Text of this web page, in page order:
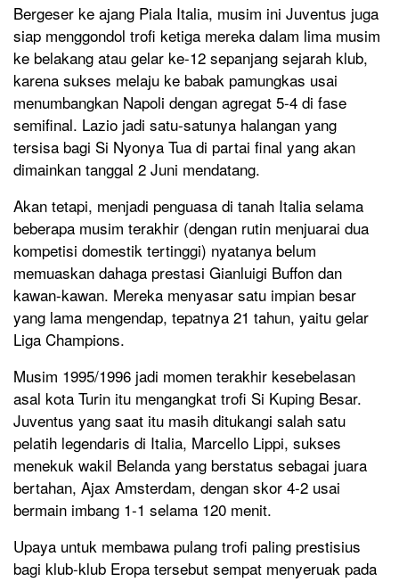
Bergeser ke ajang Piala Italia, musim ini Juventus juga
siap menggondol trofi ketiga mereka dalam lima musim
ke belakang atau gelar ke-12 sepanjang sejarah klub,
karena sukses melaju ke babak pamungkas usai
menumbangkan Napoli dengan agregat 5-4 di fase
semifinal. Lazio jadi satu-satunya halangan yang
tersisa bagi Si Nyonya Tua di partai final yang akan
dimainkan tanggal 2 Juni mendatang.
Akan tetapi, menjadi penguasa di tanah Italia selama
beberapa musim terakhir (dengan rutin menjuarai dua
kompetisi domestik tertinggi) nyatanya belum
memuaskan dahaga prestasi Gianluigi Buffon dan
kawan-kawan. Mereka menyasar satu impian besar
yang lama mengendap, tepatnya 21 tahun, yaitu gelar
Liga Champions.
Musim 1995/1996 jadi momen terakhir kesebelasan
asal kota Turin itu mengangkat trofi Si Kuping Besar.
Juventus yang saat itu masih ditukangi salah satu
pelatih legendaris di Italia, Marcello Lippi, sukses
menekuk wakil Belanda yang berstatus sebagai juara
bertahan, Ajax Amsterdam, dengan skor 4-2 usai
bermain imbang 1-1 selama 120 menit.
Upaya untuk membawa pulang trofi paling prestisius
bagi klub-klub Eropa tersebut sempat menyeruak pada